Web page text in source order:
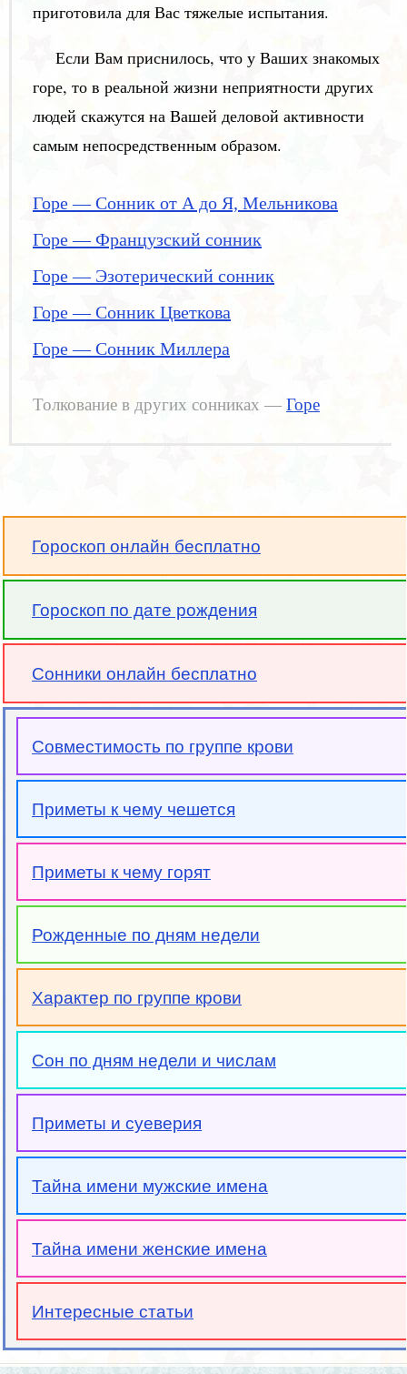
приготовила для Вас тяжелые испытания.
Если Вам приснилось, что у Ваших знакомых
горе, то в реальной жизни неприятности других
людей скажутся на Вашей деловой активности
самым непосредственным образом.
Горе — Сонник от А до Я, Мельникова
Горе — Французский сонник
Горе — Эзотерический сонник
Горе — Сонник Цветкова
Горе — Сонник Миллера
Толкование в других сонниках — Горе
Гороскоп онлайн бесплатно
Гороскоп по дате рождения
Сонники онлайн бесплатно
Совместимость по группе крови
Приметы к чему чешется
Приметы к чему горят
Рожденные по дням недели
Характер по группе крови
Сон по дням недели и числам
Приметы и суеверия
Тайна имени мужские имена
Тайна имени женские имена
Интересные статьи